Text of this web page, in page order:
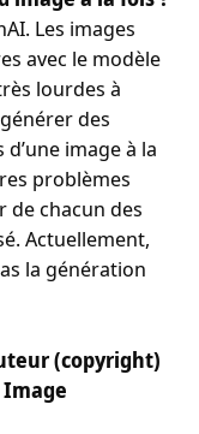
Les images
avec le modèle
lourdes à
des
image à la
problèmes
chacun des
Actuellement,
la génération
(copyright)